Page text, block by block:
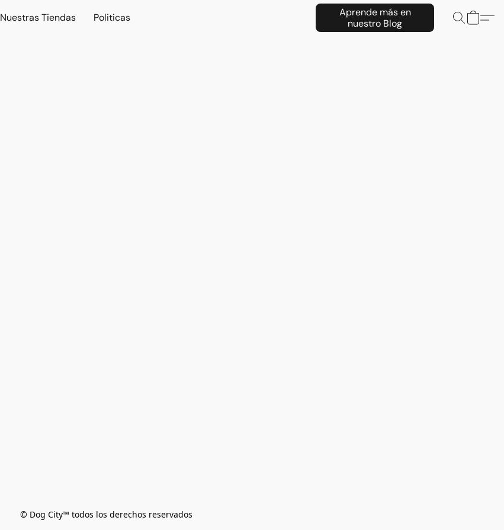
Nuestras Tiendas Politicas
Aprende más en
nuestro Blog
© Dog City™ todos los derechos reservados